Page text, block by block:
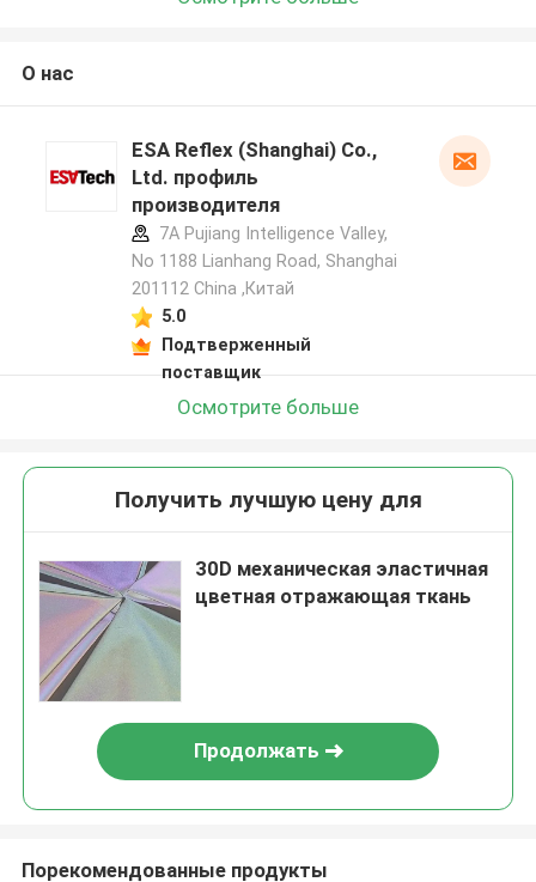
О нас
ESA Reflex (Shanghai) Co.,
Ltd. профиль
производителя
7A Pujiang Intelligence Valley,
No 1188 Lianhang Road, Shanghai
201112 China ,Китай
5.0
Подтверженный
поставщик
Осмотрите больше
Получить лучшую цену для
30D механическая эластичная
цветная отражающая ткань
Продолжать
Порекомендованные продукты